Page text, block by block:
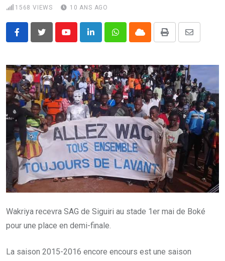
1568 VIEWS 10 ANS AGO
YoutubeLinkedInWhatsappCloud Print
Share
Email
Wakriya recevra SAG de Siguiri au stade 1er mai de Boké
pour une place en demi-finale.
La saison 2015-2016 encore encours est une saison